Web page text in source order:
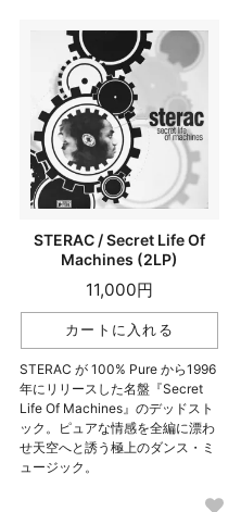
STERAC / Secret Life Of
Machines (2LP)
11,000円
STERAC が 100% Pure から1996
年にリリースした名盤『Secret
Life Of Machines』のデッドスト
ック。ピュアな情感を全編に漂わ
せ天空へと誘う極上のダンス・ミ
ュージック。